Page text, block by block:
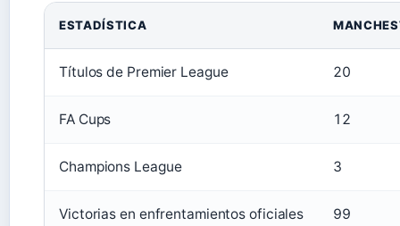
ESTADÍSTICA
Títulos de Premier League 20
FA Cups 12
Champions League 3
Victorias en enfrentamientos oficiales 99